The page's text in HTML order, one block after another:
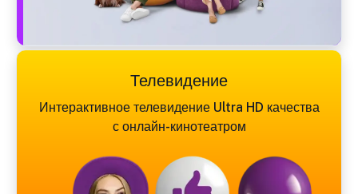
Телевидение
Интерактивное телевидение Ultra HD качества
с онлайн-кинотеатром